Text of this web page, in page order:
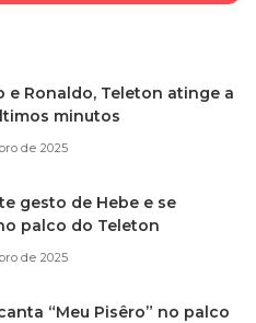
e Ronaldo, Teleton atinge a
minutos
de 2025
gesto de Hebe e se
palco do Teleton
de 2025
“Meu Pisêro” no palco